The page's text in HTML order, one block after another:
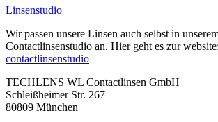
Linsenstudio
Wir passen unsere Linsen auch selbst in
Contactlinsenstudio an. Hier geht es zur website:
contactlinsenstudio
TECHLENS WL Contactlinsen GmbH
Schleißheimer Str. 267
80809 München